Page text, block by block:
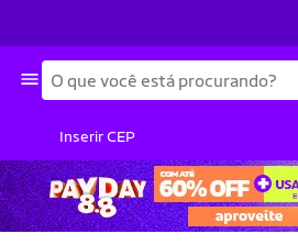
Busca
Inserir CEP